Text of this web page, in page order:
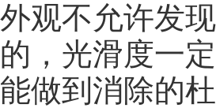
外观不允许发
的，光滑度一
能做到消除的